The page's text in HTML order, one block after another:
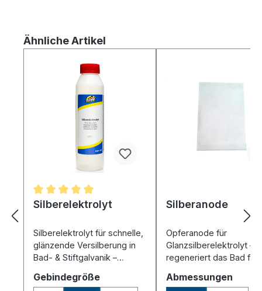
Produktgalerie überspringen
Ähnliche Artikel
Durchschnittliche Bewertung von 5 von 5 Sternen
Silberelektrolyt
Silberelektrolyt für schnelle,
glänzende Versilberung in
Bad- & Stiftgalvanik –
Gebindegrößeauswählen
Silberanode
Opferanode für
Glanzsilberelektrolyt –
regeneriert das Bad für
Abscheidung.
Abmessungen